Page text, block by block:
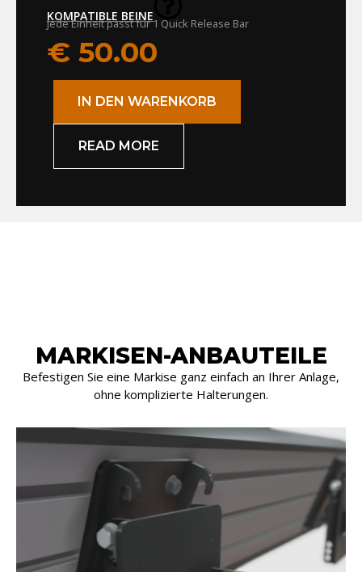
KOMPATIBLE BEINE
Jede Einheit passt für 1 Quick Release Bar
€ 50.00
IN DEN WARENKORB
READ MORE
MARKISEN-ANBAUTEILE
Befestigen Sie eine Markise ganz einfach an Ihrer Anlage,
ohne komplizierte Halterungen.